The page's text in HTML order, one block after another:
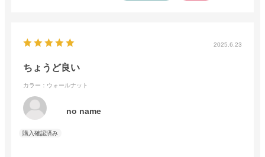
2025.6.23
ちょうど良い
カラー：ウォールナット
no name